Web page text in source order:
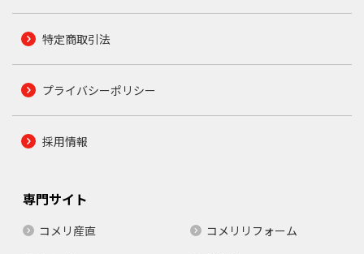
特定商取引法
プライバシーポリシー
採用情報
専門サイト
コメリ産直
コメリリフォーム